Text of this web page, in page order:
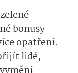
bonusy
opatření.
lidé,